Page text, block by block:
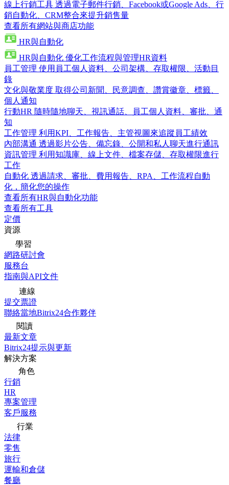
線上行銷工具 透過電子郵件行銷、Facebook或Google Ads、行
銷自動化、CRM整合來提升銷售量
查看所有網站與商店功能
HR與自動化
HR與自動化 優化工作流程與管理HR資料
員工管理 使用員工個人資料、公司架構、存取權限、活動目
錄
文化與敬業度 取得公司新聞、民意調查、讚賞徽章、標籤、
個人通知
行動HR 隨時隨地聊天、視訊通話、員工個人資料、審批、通
知
工作管理 利用KPI、工作報告、主管視圖來追蹤員工績效
內部溝通 透過影片公告、備忘錄、公開和私人聊天進行通訊
資訊管理 利用知識庫、線上文件、檔案存儲、存取權限進行
工作
自動化 透過請求、審批、費用報告、RPA、工作流程自動
化，簡化您的操作
查看所有HR與自動化功能
查看所有工具
定價
資源
學習
網路研討會
服務台
指南與API文件
連線
提交票證
聯絡當地Bitrix24合作夥伴
閱讀
最新文章
Bitrix24提示與更新
解決方案
角色
行銷
HR
專案管理
客戶服務
行業
法律
零售
旅行
運輸和倉儲
餐廳